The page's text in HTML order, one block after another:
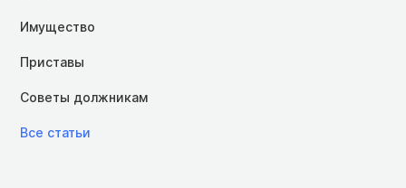
Имущество
Приставы
Советы должникам
Все статьи